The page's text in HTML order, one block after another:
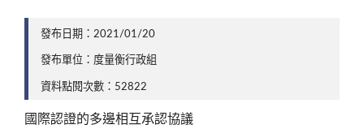
發布日期：2021/01/20
發布單位：度量衡行政組
資料點閱次數：52822
國際認證的多邊相互承認協議